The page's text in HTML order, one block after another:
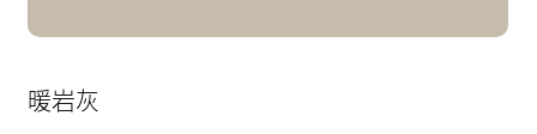
暖岩灰